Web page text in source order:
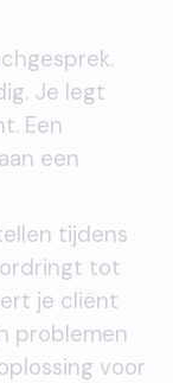
Je legt
Een
een
tijdens
tot
je cliënt
problemen
voor